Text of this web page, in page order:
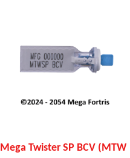
Mega Twister SP BCV (MTW